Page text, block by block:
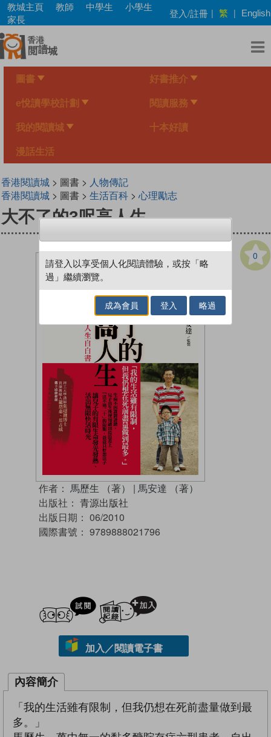
Skip
main
content
教城主頁 教師 中學生
小學生
家長
登入/註冊 | 繁 | English
圖書 好書推介
e悅讀學校計劃 閱讀服務
我的閱讀城 十本好讀
漫話生活
香港閱讀城> 圖書 > 人物傳記
香港閱讀城> 圖書 > 生活百科> 心理勵志
大不了的3呎高人生
0
作者： 馬歷生 （著） | 馬安達 （著）
出版社： 青源出版社
出版日期： 06/2010
國際書號： 9789888021796
試閲
加入／閱讀電子書
內容簡介
「我的生活雖有限制，但我仍想在死前盡量做到最
多。」
請登入以享受個人化閱讀體驗，或按「略
過」繼續瀏覽。
成為會員 登入 略過